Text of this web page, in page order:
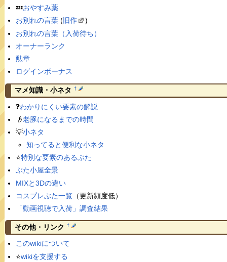
💤おやすみ薬
お別れの言葉(旧作
)
お別れの言葉（入荷待ち）
オーナーランク
勲章
ログインボーナス
マメ知識・小ネタ †
❓わかりにくい要素の解説
👴老豚になるまでの時間
💡小ネタ
知ってると便利な小ネタ
⭐️特別な要素のあるぶた
ぶた小屋全景
MIXと3Dの違い
コスプレぶた一覧（更新頻度低）
「動画視聴で入荷」調査結果
その他・リンク †
このwikiについて
⭐️wikiを支援する